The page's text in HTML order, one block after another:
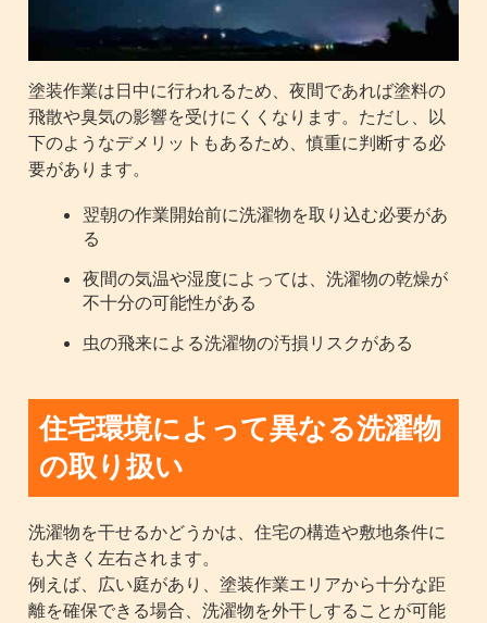
塗装作業は日中に行われるため、夜間であれば塗料の
飛散や臭気の影響を受けにくくなります。ただし、以
下のようなデメリットもあるため、慎重に判断する必
要があります。
翌朝の作業開始前に洗濯物を取り込む必要があ
る
夜間の気温や湿度によっては、洗濯物の乾燥が
不十分の可能性がある
虫の飛来による洗濯物の汚損リスクがある
住宅環境によって異なる洗濯物
の取り扱い
洗濯物を干せるかどうかは、住宅の構造や敷地条件に
も大きく左右されます。
例えば、広い庭があり、塗装作業エリアから十分な距
離を確保できる場合、洗濯物を外干しすることが可能